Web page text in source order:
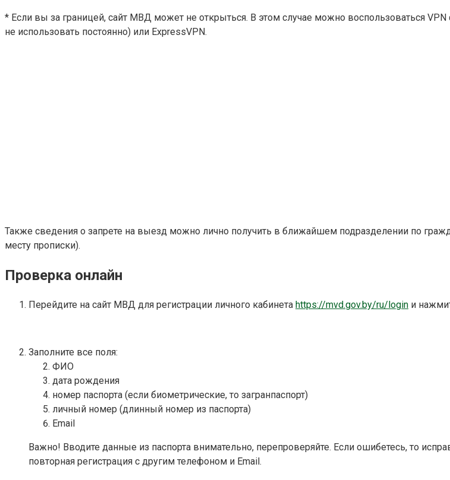
* Если вы за границей, сайт МВД может не открыться. В этом случае можно воспользоваться
не использовать постоянно) или ExpressVPN.
Также сведения о запрете на выезд можно лично получить в ближайшем подразделении по
месту прописки).
Проверка онлайн
Перейдите на сайт МВД для регистрации личного кабинета https://mvd.gov.by/ru/login и
Заполните все поля:
ФИО
дата рождения
номер паспорта (если биометрические, то загранпаспорт)
личный номер (длинный номер из паспорта)
Email
Важно! Вводите данные из паспорта внимательно, перепроверяйте. Если ошибетесь, то
повторная регистрация с другим телефоном и Email.